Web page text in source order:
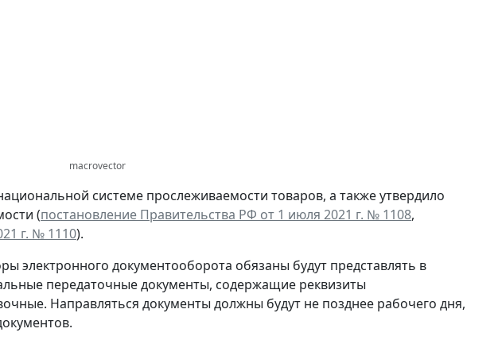
macrovector
системе прослеживаемости товаров, а также утвердило
(постановление Правительства РФ от 1 июля 2021 г. № 1108,
г. № 1110).
электронного документооборота обязаны будут представлять в
передаточные документы, содержащие реквизиты
Направляться документы должны будут не позднее рабочего дня,